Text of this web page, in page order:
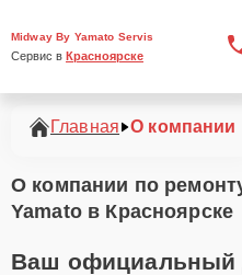
Midway By Yamato Servis
Сервис в Красноярске
Главная О компании
О компании по
Yamato в Красноярске
Ваш официальный